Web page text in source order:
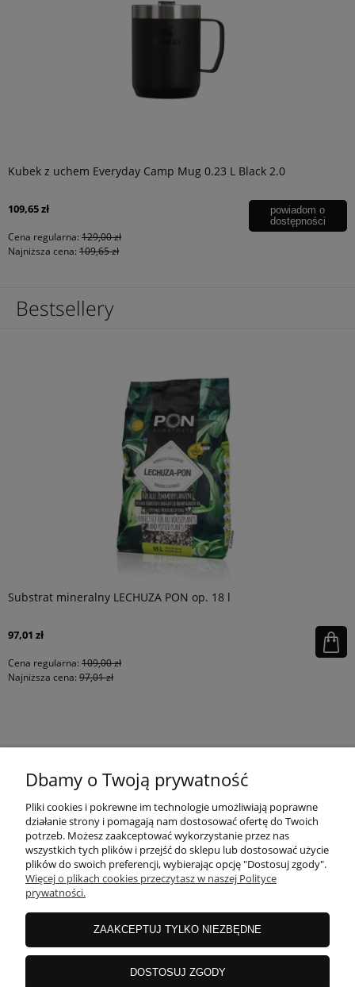
Kubek z uchem Everyday Camp Mug 0.23 L Black 2.0
109,65 zł
Cena regularna: 129,00 zł
Najniższa cena: 109,65 zł
powiadom o
dostępności
Bestsellery
Substrat mineralny LECHUZA PON op. 18 l
97,01 zł
Cena regularna: 109,00 zł
Najniższa cena: 97,01 zł
MOJE KONTO
PŁATNOŚCI I DOSTAWA
INFORMACJE
INSTRUKCJE
Dbamy o Twoją prywatność
Pliki cookies i pokrewne im technologie umożliwiają poprawne
działanie strony i pomagają nam dostosować ofertę do Twoich
potrzeb. Możesz zaakceptować wykorzystanie przez nas
wszystkich tych plików i przejść do sklepu lub dostosować użycie
plików do swoich preferencji, wybierając opcję "Dostosuj zgody".
Więcej o plikach cookies przeczytasz w naszej Polityce
prywatności.
ZAAKCEPTUJ TYLKO NIEZBĘDNE
DOSTOSUJ ZGODY